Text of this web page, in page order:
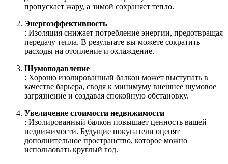
пропускает жару, а зимой сохраняет тепло.
Энергоэффективность
: Изоляция снижает потребление энергии, предотвращая
передачу тепла. В результате вы можете сократить
расходы на отопление и охлаждение.
Шумоподавление
: Хорошо изолированный балкон может выступать в
качестве барьера, сводя к минимуму внешнее шумовое
загрязнение и создавая спокойную обстановку.
Увеличение стоимости недвижимости
: Изолированный балкон повышает ценность вашей
недвижимости. Будущие покупатели оценят
дополнительное пространство, которое можно
использовать круглый год.